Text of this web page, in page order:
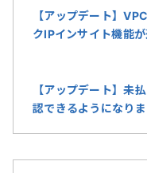
【アップデート】
クIPインサイト機能
【アップデート】未
認できるようになり